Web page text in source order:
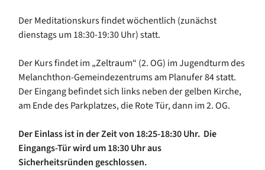
Der Meditationskurs findet wöchentlich (zunächst
dienstags um 18:30-19:30 Uhr) statt.
Der Kurs findet im „Zeltraum“ (2. OG) im Jugendturm des
Melanchthon-Gemeindezentrums am Planufer 84 statt.
Der Eingang befindet sich links neben der gelben Kirche,
am Ende des Parkplatzes, die Rote Tür, dann im 2. OG.
Der Einlass ist in der Zeit von 18:25-18:30 Uhr. Die
Eingangs-Tür wird um 18:30 Uhr aus
Sicherheitsründen geschlossen.